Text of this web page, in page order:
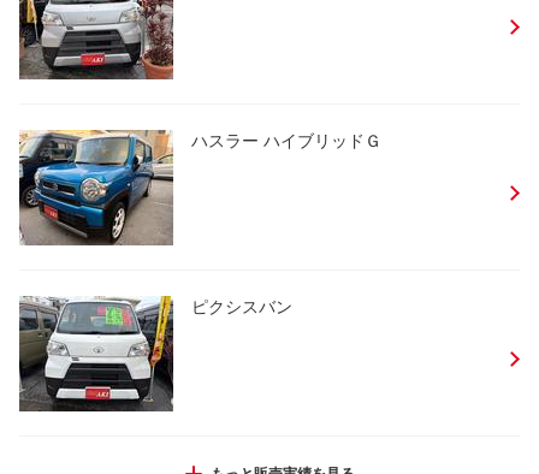
ハスラー ハイブリッドＧ
ピクシスバン